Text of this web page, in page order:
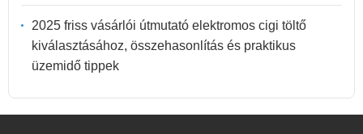
2025 friss vásárlói útmutató elektromos cigi töltő
kiválasztásához, összehasonlítás és praktikus
üzemidő tippek